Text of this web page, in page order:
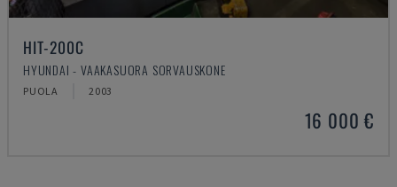
HIT-200C
HYUNDAI - VAAKASUORA SORVAUSKONE
PUOLA 2003
16 000 €